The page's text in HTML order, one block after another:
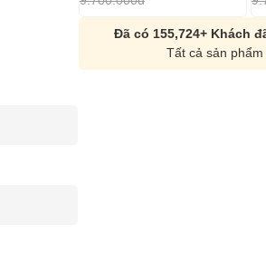
Đã có 155,724+ Khách
Tất cả sản